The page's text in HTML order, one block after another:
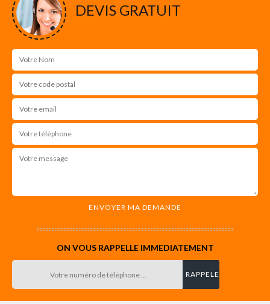
DEVIS GRATUIT
ON VOUS RAPPELLE IMMEDIATEMENT